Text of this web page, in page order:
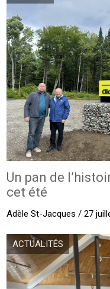
Un pan de
cet été
Adèle St-Jacques / 27
ACTUALITÉS